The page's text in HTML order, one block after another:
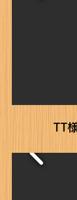
TT